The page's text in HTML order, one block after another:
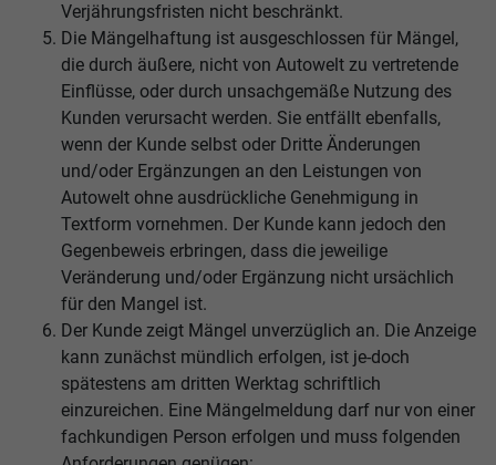
Verjährungsfristen nicht beschränkt.
Die Mängelhaftung ist ausgeschlossen für Mängel,
die durch äußere, nicht von Autowelt zu vertretende
Einflüsse, oder durch unsachgemäße Nutzung des
Kunden verursacht werden. Sie entfällt ebenfalls,
wenn der Kunde selbst oder Dritte Änderungen
und/oder Ergänzungen an den Leistungen von
Autowelt ohne ausdrückliche Genehmigung in
Textform vornehmen. Der Kunde kann jedoch den
Gegenbeweis erbringen, dass die jeweilige
Veränderung und/oder Ergänzung nicht ursächlich
für den Mangel ist.
Der Kunde zeigt Mängel unverzüglich an. Die Anzeige
kann zunächst mündlich erfolgen, ist je-doch
spätestens am dritten Werktag schriftlich
einzureichen. Eine Mängelmeldung darf nur von einer
fachkundigen Person erfolgen und muss folgenden